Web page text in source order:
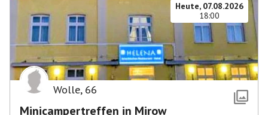
Heute, 07.08.2026
18:00
Wolle, 66
Minicampertreffen in Mirow